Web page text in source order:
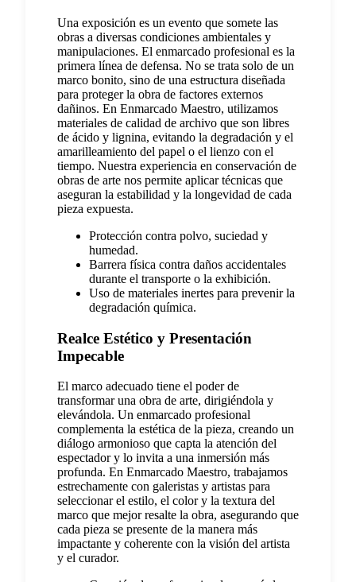
Una exposición es un evento que somete las
obras a diversas condiciones ambientales y
manipulaciones. El enmarcado profesional es la
primera línea de defensa. No se trata solo de un
marco bonito, sino de una estructura diseñada
para proteger la obra de factores externos
dañinos. En Enmarcado Maestro, utilizamos
materiales de calidad de archivo que son libres
de ácido y lignina, evitando la degradación y el
amarilleamiento del papel o el lienzo con el
tiempo. Nuestra experiencia en conservación de
obras de arte nos permite aplicar técnicas que
aseguran la estabilidad y la longevidad de cada
pieza expuesta.
Protección contra polvo, suciedad y
humedad.
Barrera física contra daños accidentales
durante el transporte o la exhibición.
Uso de materiales inertes para prevenir la
degradación química.
Realce Estético y Presentación
Impecable
El marco adecuado tiene el poder de
transformar una obra de arte, dirigiéndola y
elevándola. Un enmarcado profesional
complementa la estética de la pieza, creando un
diálogo armonioso que capta la atención del
espectador y lo invita a una inmersión más
profunda. En Enmarcado Maestro, trabajamos
estrechamente con galeristas y artistas para
seleccionar el estilo, el color y la textura del
marco que mejor resalte la obra, asegurando que
cada pieza se presente de la manera más
impactante y coherente con la visión del artista
y el curador.